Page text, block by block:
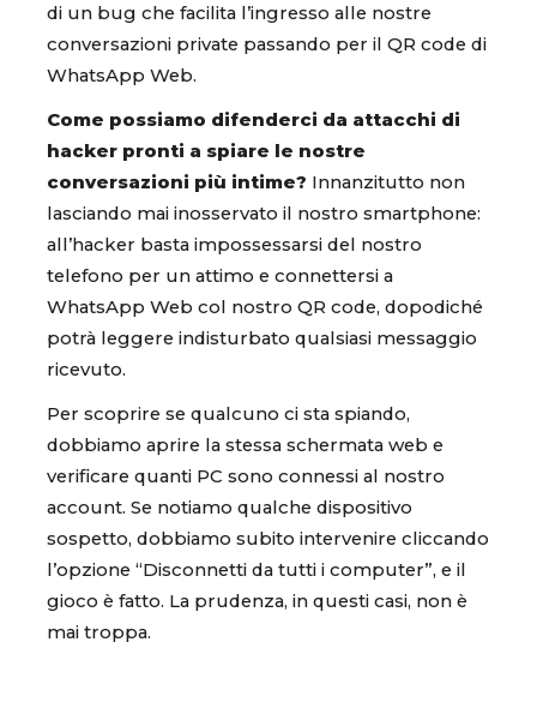
di un bug che facilita l’ingresso alle nostre
conversazioni private passando per il QR code di
WhatsApp Web.
Come possiamo difenderci da attacchi di
hacker pronti a spiare le nostre
conversazioni più intime? Innanzitutto non
lasciando mai inosservato il nostro smartphone:
all’hacker basta impossessarsi del nostro
telefono per un attimo e connettersi a
WhatsApp Web col nostro QR code, dopodiché
potrà leggere indisturbato qualsiasi messaggio
ricevuto.
Per scoprire se qualcuno ci sta spiando,
dobbiamo aprire la stessa schermata web e
verificare quanti PC sono connessi al nostro
account. Se notiamo qualche dispositivo
sospetto, dobbiamo subito intervenire cliccando
l’opzione “Disconnetti da tutti i computer”, e il
gioco è fatto. La prudenza, in questi casi, non è
mai troppa.